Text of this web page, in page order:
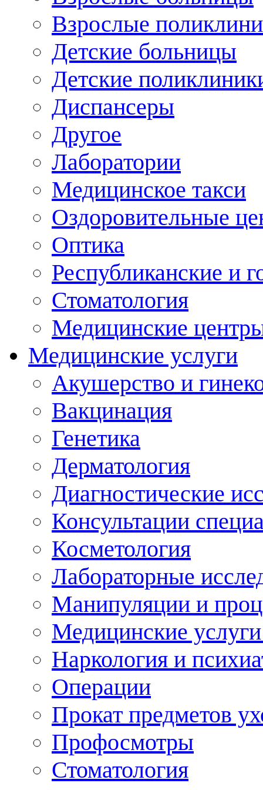
Взрослые
Детские больницы
Детские
Диспансеры
Другое
Лаборатории
Медицинское такси
Оздоровительные
Оптика
Республиканские и
Стоматология
Медицинские
Медицинские услуги
Акушерство и
Вакцинация
Генетика
Дерматология
Диагностические
Консультации
Косметология
Лабораторные
Манипуляции и
Медицинские
Наркология и
Операции
Прокат предметов
Профосмотры
Стоматология